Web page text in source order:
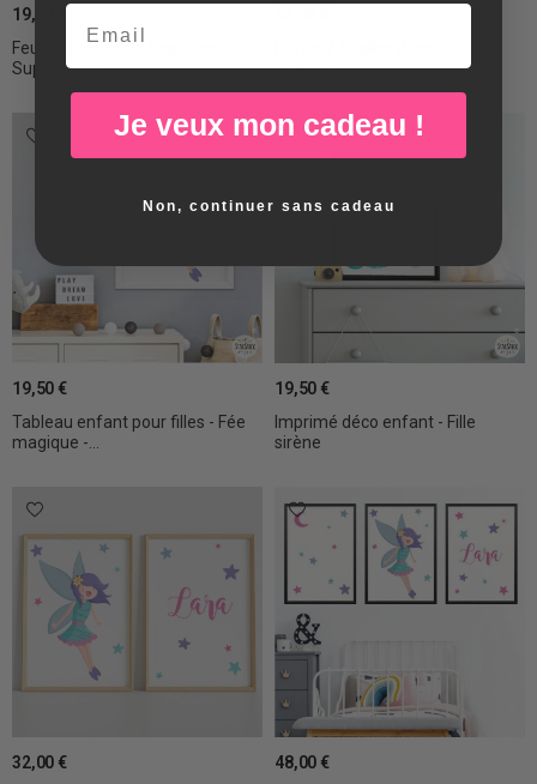
Feuille décorative StarStick
Superheroine...
19,50 €
StarStick...
Tableau enfant pour filles - Fée
magique -...
19,50 €
Imprimé déco enfant - Fille
sirène
19,50 €
32,00 €
48,00 €
Email
Je veux mon cadeau !
Non, continuer sans cadeau